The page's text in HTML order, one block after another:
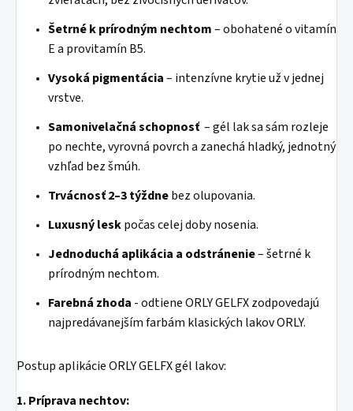
Šetrné k prírodným nechtom– obohatené o vitamín
E a provitamín B5.
Vysoká pigmentácia– intenzívne krytie už v jednej
vrstve.
Samonivelačná schopnosť – gél lak sa sám rozleje
po nechte, vyrovná povrch a zanechá hladký, jednotný
vzhľad bez šmúh.
Trvácnosť 2–3 týždnebez olupovania.
Luxusný leskpočas celej doby nosenia.
Jednoduchá aplikácia a odstránenie– šetrné k
prírodným nechtom.
Farebná zhoda - odtiene ORLY GELFX zodpovedajú
najpredávanejším farbám klasických lakov ORLY.
Postup aplikácie ORLY GELFX gél lakov:
1. Príprava nechtov: